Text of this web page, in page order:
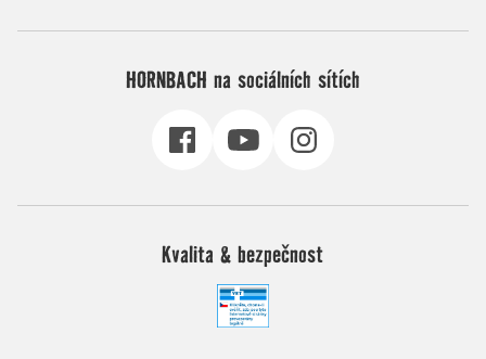
HORNBACH na sociálních sítích
Kvalita & bezpečnost